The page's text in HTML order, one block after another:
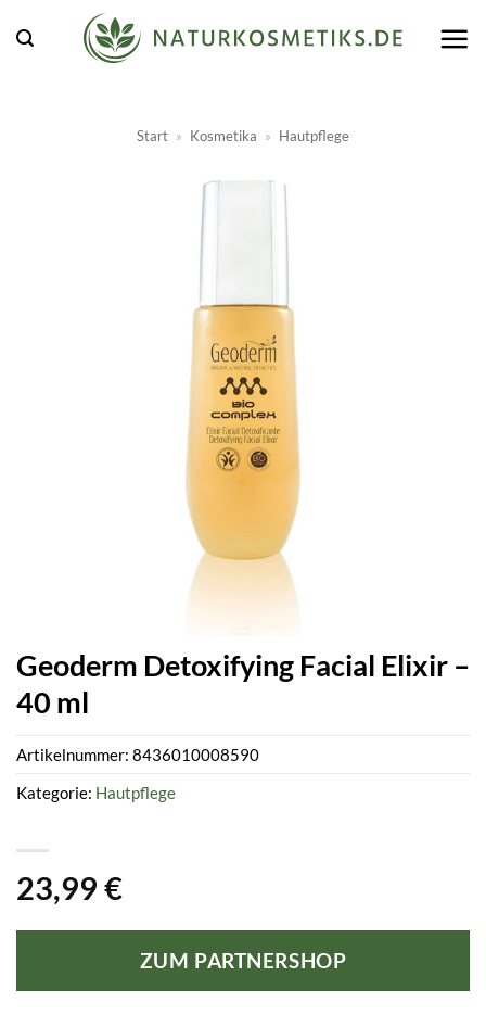
Inhalt
Start » Kosmetika » Hautpflege
Geoderm Detoxifying Facial Elixir –
40 ml
23,99 €
ZUM PARTNERSHOP
Artikelnummer: 8436010008590
Kategorie: Hautpflege